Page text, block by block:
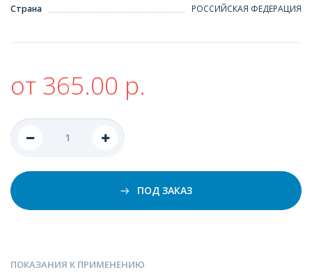
Страна
РОССИЙСКАЯ ФЕДЕРАЦИЯ
от 365.00 р.
ПОД ЗАКАЗ
ПОКАЗАНИЯ К ПРИМЕНЕНИЮ